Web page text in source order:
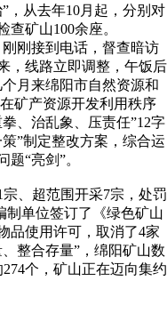
，从去年10月起，分别对
矿山100余座。
刚接到电话，督查暗访
，线路立即调整，午饭后
月来绵阳市自然资源和
矿产资源开发利用秩序
、治乱象、压责任”12字
”制定整改方案，综合运
“亮剑”。
、超范围开采7宗，处罚
制单位签订了《绿色矿山
品使用许可，取消了4家
整合存量”，绵阳矿山数
个，矿山正在迈向集约